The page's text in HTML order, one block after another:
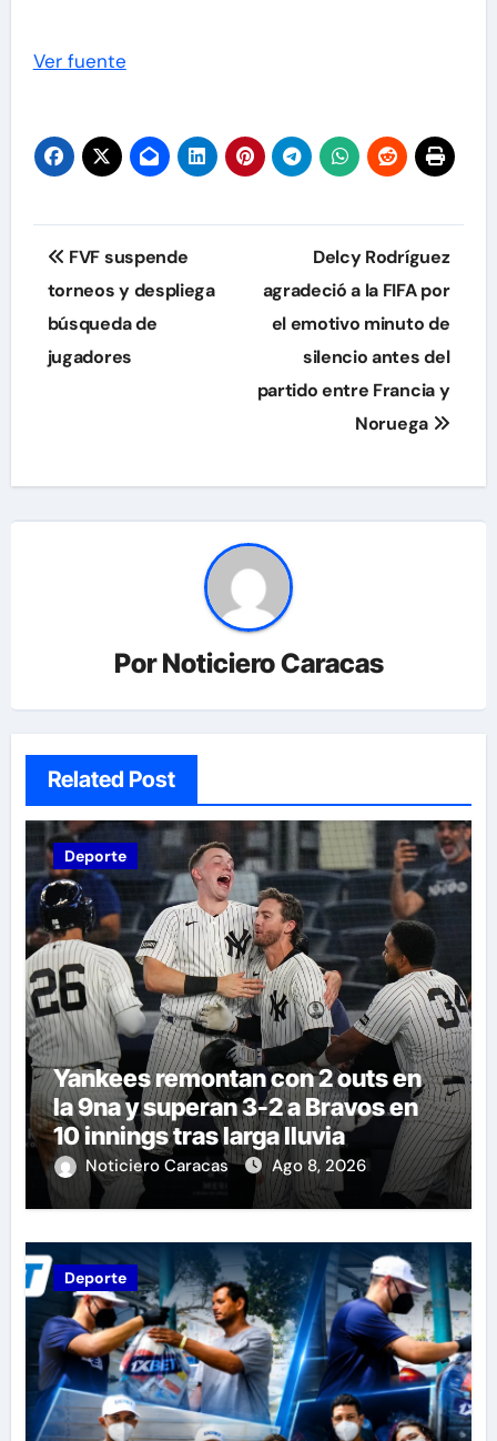
Ver fuente
Navegación
de
entradas
FVF suspende
torneos y despliega
búsqueda de
jugadores
Delcy Rodríguez
agradeció a la FIFA por
el emotivo minuto de
silencio antes del
partido entre Francia y
Noruega
PorNoticiero Caracas
Related Post
Deporte
Yankees remontan con 2 outs en
la 9na y superan 3-2 a Bravos en
10 innings tras larga lluvia
Noticiero Caracas Ago 8, 2026
Deporte